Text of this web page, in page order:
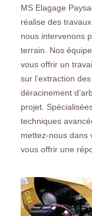
MS Elagage
réalise des
nous intervenons
terrain. Nos
vous offrir un
sur l’extraction
déracinement
projet.
techniques
mettez-nous dans
vous offrir une